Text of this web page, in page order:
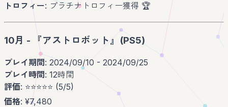
トロフィー: プラチナトロフィー獲得 🏆
10月 - 『アストロボット』(PS5)
プレイ期間: 2024/09/10 - 2024/09/25
プレイ時間: 12時間
評価: ⭐️⭐️⭐️⭐️⭐️ (5/5)
価格: ¥7,480